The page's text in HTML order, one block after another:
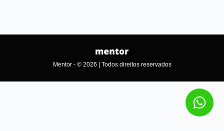
Mentor - © 2026 | Todos direitos reservados